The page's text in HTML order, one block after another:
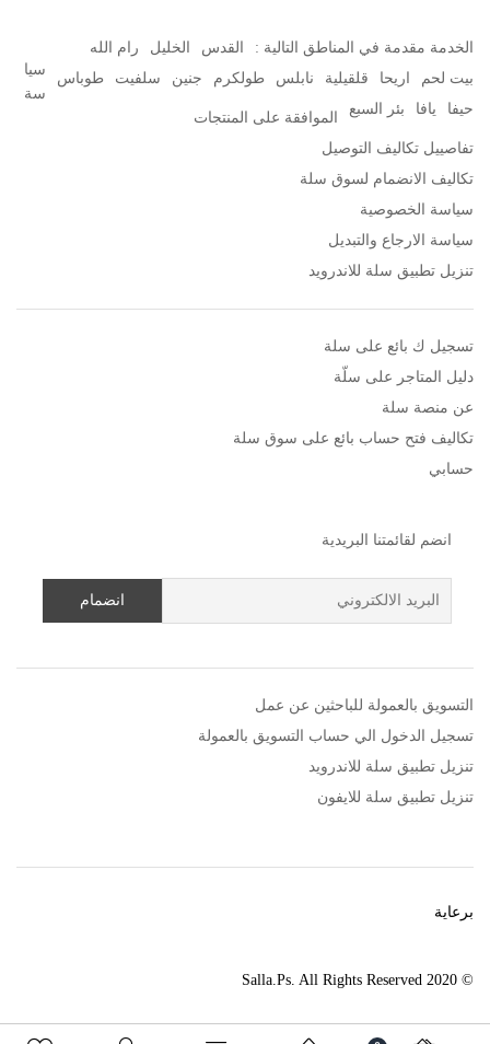
الخدمة مقدمة في المناطق التالية : القدس الخليل
رام الله
بيت لحم
اريحا قلقيلية نابلس طولكرم جنين سلفيت
طوباس
حيفا
يافا بئر السبع
سيا
سة
الموافقة على المنتجات
تفاصييل تكاليف التوصيل
تكاليف الانضمام لسوق سلة
سياسة الخصوصية
سياسة الارجاع والتبديل
تنزيل تطبيق سلة للاندرويد
تسجيل ك بائع على سلة
دليل المتاجر على سلّة
عن منصة سلة
تكاليف فتح حساب بائع على سوق سلة
حسابي
انضم لقائمتنا البريدية
التسويق بالعمولة للباحثين عن عمل
تسجيل الدخول الي حساب التسويق بالعمولة
تنزيل تطبيق سلة للاندرويد
تنزيل تطبيق سلة للايفون
© 2020 Salla.Ps. All Rights Reserved
برعاية